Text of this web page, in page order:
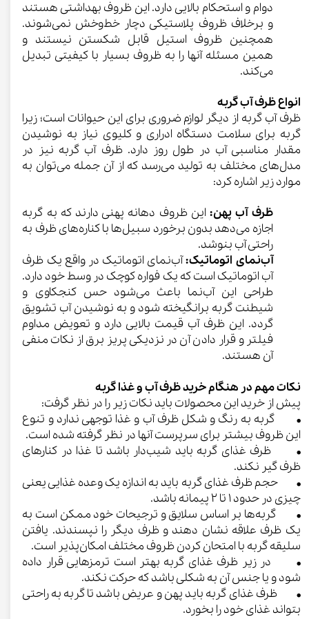
دوام و استحکام بالایی دارد. این ظروف بهداشتی هستند
و برخلاف ظروف پلاستیکی دچار خط‌وخش نمی‌شوند.
همچنین ظروف استیل قابل شکستن نیستند و
همین مسئله آنها را به ظروف بسیار با کیفیتی تبدیل
می‌کند.
انواع ظرف آب گربه
ظرف آب گربه از دیگر لوازم ضروری برای این حیوانات است؛ زیرا
گربه برای سلامت دستگاه ادراری و کلیوی نیاز به نوشیدن
مقدار مناسبی آب در طول روز دارد. ظرف آب گربه نیز در
مدل‌های مختلف به تولید می‌رسد که از آن جمله می‌توان به
موارد زیر اشاره کرد:
ظرف آب پهن:این ظروف دهانه پهنی دارند که به گربه
اجازه می‌دهد بدون برخورد سبیل‌ها با کناره‌های ظرف به
راحتی آب بنوشد.
آب‌نمای اتوماتیک:آب‌نمای اتوماتیک در واقع یک ظرف
آب اتوماتیک است که یک فواره کوچک در وسط خود دارد.
طراحی این آب‌نما باعث می‌شود حس کنجکاوی و
شیطنت گربه برانگیخته شود و به نوشیدن آب تشویق
گردد. این ظرف آب قیمت بالایی دارد و تعویض مداوم
فیلتر و قرار دادن آن در نزدیکی پریز برق از نکات منفی
آن هستند.
نکات مهم در هنگام خرید ظرف آب و غذا گربه
پیش از خرید این محصولات باید نکات زیر را در نظر گرفت:
• گربه‌ به رنگ و شکل ظرف آب و غذا توجهی ندارد و تنوع
این ظروف بیشتر برای سرپرست آنها در نظر گرفته شده است.
• ظرف غذای گربه باید شیب‌دار باشد تا غذا در کنارهای
ظرف گیر نکند.
• حجم ظرف غذای گربه باید به اندازه یک وعده غذایی یعنی
چیزی در حدود ۱ تا ۲ پیمانه باشد.
• گربه‌ها بر اساس سلایق و ترجیحات خود ممکن است به
یک ظرف علاقه نشان دهند و ظرف دیگر را نپسندند. یافتن
سلیقه گربه با امتحان کردن ظروف مختلف امکان‌پذیر است.
• در زیر ظرف غذای گربه بهتر است ترمزهایی قرار داده
شود و یا جنس آن به شکلی باشد که حرکت نکند.
• ظرف غذای گربه باید پهن و عریض باشد تا گربه به راحتی
بتواند غذای خود را بخورد.